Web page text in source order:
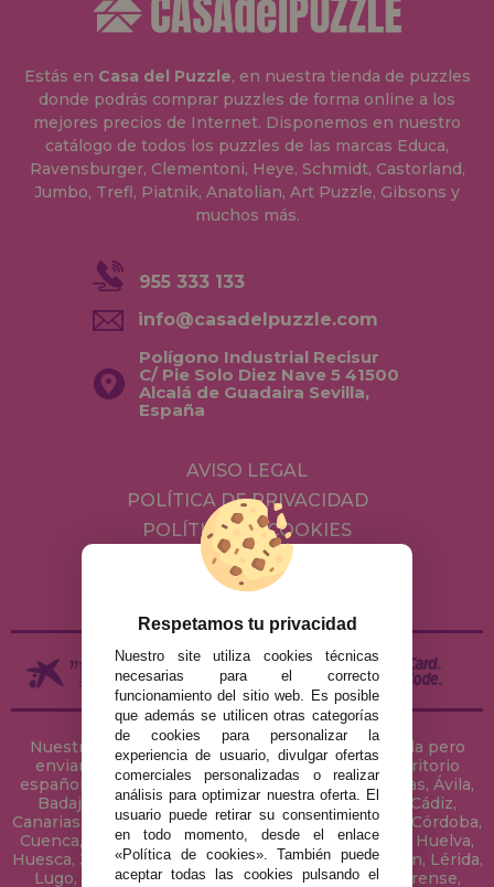
Estás en Casa del Puzzle, en nuestra tienda de puzzles
donde podrás comprar puzzles de forma online a los
mejores precios de Internet. Disponemos en nuestro
catálogo de todos los puzzles de las marcas Educa,
Ravensburger, Clementoni, Heye, Schmidt, Castorland,
Jumbo, Trefl, Piatnik, Anatolian, Art Puzzle, Gibsons y
muchos más.
955 333 133
info@casadelpuzzle.com
Polígono Industrial Recisur
C/ Pie Solo Diez Nave 5 41500
Alcalá de Guadaira Sevilla,
España
AVISO LEGAL
POLÍTICA DE PRIVACIDAD
POLÍTICA DE COOKIES
ENVÍOS Y DEVOLUCIONES
DEVOLUCIONES / DESISTIMIENTO
Nuestra tienda de puzzles está ubicada en Sevilla pero
enviamos tus puzzles a cualquier ciudad del territorio
español: Álava, Albacete, Alicante, Almería, Asturias, Ávila,
Badajoz, Baleares, Barcelona, Burgos, Cáceres, Cádiz,
Canarias, Cantabria, Castellón, Ceuta, Ciudad Real, Córdoba,
Cuenca, Gerona, Granada, Guadalajara, Guipúzcoa, Huelva,
Huesca, Jaén, La Coruña, La Rioja, Las Palmas, Leon, Lérida,
Lugo, Madrid, Málaga, Melilla, Murcia, Navarra, Orense,
Respetamos tu privacidad
Nuestro site utiliza cookies técnicas
necesarias para el correcto
funcionamiento del sitio web. Es posible
que además se utilicen otras categorías
de cookies para personalizar la
experiencia de usuario, divulgar ofertas
comerciales personalizadas o realizar
análisis para optimizar nuestra oferta. El
usuario puede retirar su consentimiento
en todo momento, desde el enlace
«Política de cookies». También puede
aceptar todas las cookies pulsando el